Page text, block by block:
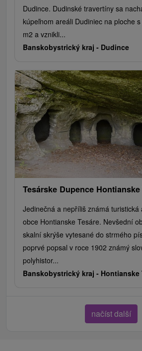
Dudince. Dudinské travertíny sa
kúpeľnom areáli Dudiniec na ploche
m2 a vznikli...
Banskobystrický kraj - Dudince
Tesárske Dupence Hontianske
Jedinečná a nepříliš známá turistická
obce Hontianske Tesáre. Nevšední
skalní skrýše vytesané do strmého
poprvé popsal v roce 1902 známý
polyhistor...
Banskobystrický kraj - Hontianske
načíst další